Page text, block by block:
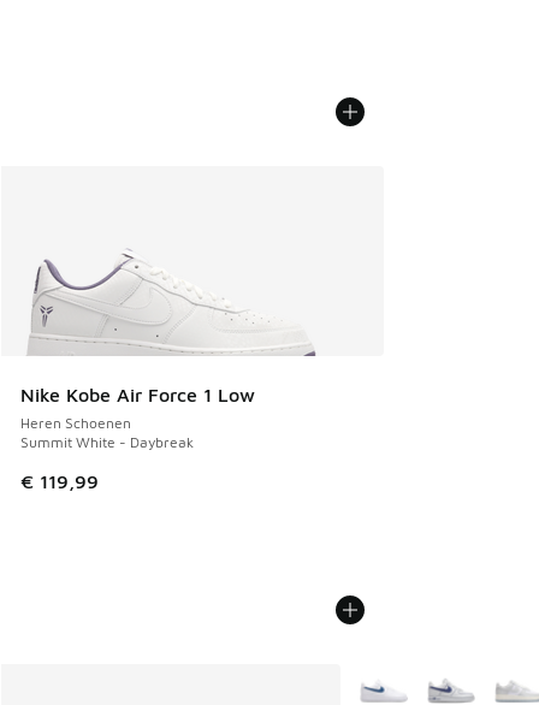
Nike Kobe Air Force 1 Low
Heren Schoenen
Summit White - Daybreak
€ 119,99
Meer kleuren